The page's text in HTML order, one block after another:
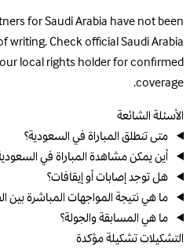
for Saudi Arabia have not been
writing. Check official Saudi Arabia
local rights holder for confirmed
coverage.
الأسئلة الشائعة
متى تنطلق المباراة في السعودية؟
أين يمكن مشاهدة المباراة في
هل توجد إصابات أو إيقافات؟
ما هي نتيجة المواجهات المباشرة بين
ما هي المسابقة والجولة؟
التشكيلاتتشكيلة مؤكدة